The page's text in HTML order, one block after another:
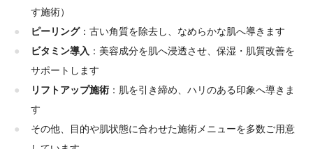
す施術）
ピーリング：古い角質を除去し、なめらかな肌へ導きます
ビタミン導入 ：美容成分を肌へ浸透させ、保湿・肌質改善を
サポートします
リフトアップ施術 ：肌を引き締め、ハリのある印象へ導きま
す
その他、目的や肌状態に合わせた施術メニューを多数ご用意